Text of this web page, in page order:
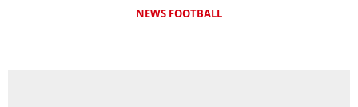
NEWS FOOTBALL